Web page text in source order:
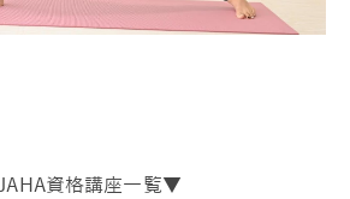
資格講座一覧▼